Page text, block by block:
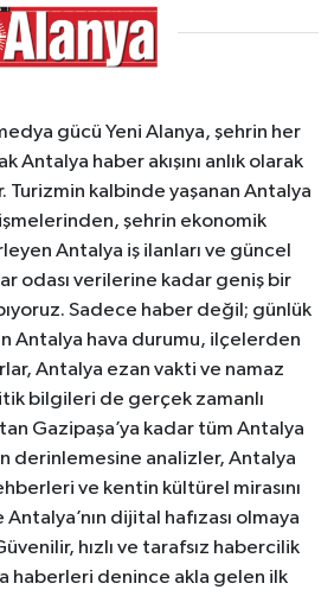
gücü Yeni Alanya, şehrin her
Antalya haber akışını anlık olarak
Turizmin kalbinde yaşanan Antalya
şehrin ekonomik
Antalya iş ilanları ve güncel
odası verilerine kadar geniş bir
Sadece haber değil; günlük
Antalya hava durumu, ilçelerden
Antalya ezan vakti ve namaz
bilgileri de gerçek zamanlı
Gazipaşa’ya kadar tüm Antalya
derinlemesine analizler, Antalya
ve kentin kültürel mirasını
dijital hafızası olmaya
hızlı ve tarafsız habercilik
haberleri denince akla gelen ilk